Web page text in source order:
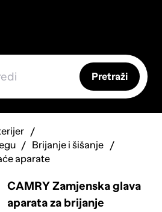
Pretraži
Brijanje i šišanje
aparate
CAMRY Zamjenska glava
aparata za brijanje